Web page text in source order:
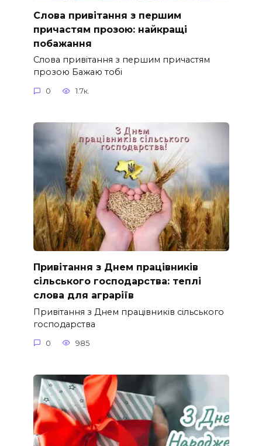
Слова привітання з першим
причастям прозою: найкращі
побажання
Слова привітання з першим причастям
прозою Бажаю тобі
0 1.7к.
Привітання з Днем працівників
сільського господарства: теплі
слова для аграріїв
Привітання з Днем працівників сільського
господарства
0 985